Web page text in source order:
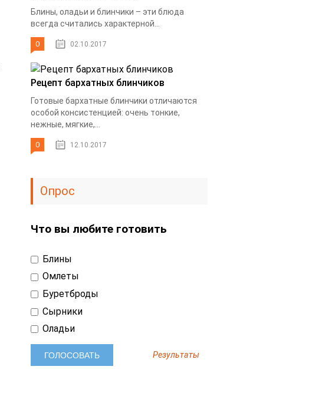
Блины, оладьи и блинчики – эти блюда
всегда считались характерной...
0 02.10.2017
Рецепт бархатных блинчиков
Готовые бархатные блинчики отличаются
особой консистенцией: очень тонкие,
нежные, мягкие,...
0 12.10.2017
Опрос
Что вы любите готовить
Блины
Омлеты
Буретброды
Сырники
Оладьи
Результаты